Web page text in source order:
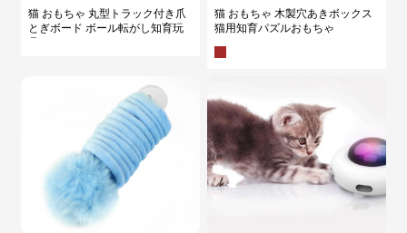
猫 おもちゃ 丸型トラック付き爪
とぎボード ボール転がし知育玩
猫 おもちゃ 木製穴あきボックス
猫用知育パズルおもちゃ